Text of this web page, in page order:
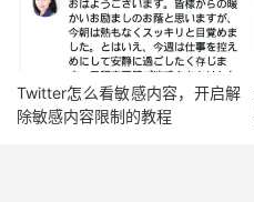
Twitter怎么看敏感内容，开启解
除敏感内容限制的教程